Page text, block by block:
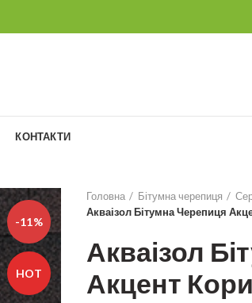
КОНТАКТИ
-11%
HOT
Головна Бітумна черепиця
Акваізол Бітумна Черепиця
Акваізол
Акцент